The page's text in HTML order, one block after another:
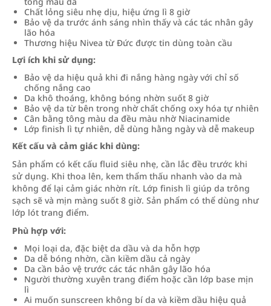
Chất lỏng siêu nhẹ dịu, hiệu ứng lì 8 giờ
Bảo vệ da trước ánh sáng nhìn thấy và các tác nhân gây
lão hóa
Thương hiệu Nivea từ Đức được tin dùng toàn cầu
Lợi ích khi sử dụng:
Bảo vệ da hiệu quả khi đi nắng hàng ngày với chỉ số
chống nắng cao
Da khô thoáng, không bóng nhờn suốt 8 giờ
Bảo vệ da từ bên trong nhờ chất chống oxy hóa tự nhiên
Cân bằng tông màu da đều màu nhờ Niacinamide
Lớp finish lì tự nhiên, dễ dùng hằng ngày và dễ makeup
Kết cấu và cảm giác khi dùng:
Sản phẩm có kết cấu fluid siêu nhẹ, cần lắc đều trước khi
sử dụng. Khi thoa lên, kem thẩm thấu nhanh vào da mà
không để lại cảm giác nhờn rít. Lớp finish lì giúp da trông
sạch sẽ và mịn màng suốt 8 giờ. Sản phẩm có thể dùng như
lớp lót trang điểm.
Phù hợp với:
Mọi loại da, đặc biệt da dầu và da hỗn hợp
Da dễ bóng nhờn, cần kiềm dầu cả ngày
Da cần bảo vệ trước các tác nhân gây lão hóa
Người thường xuyên trang điểm hoặc cần lớp base mịn
lì
Ai muốn sunscreen không bí da và kiềm dầu hiệu quả